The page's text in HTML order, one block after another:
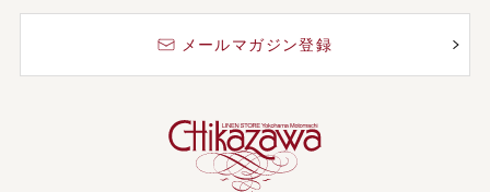
メールマガジン登録